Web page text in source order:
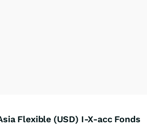
Flexible (USD) I-X-acc Fonds